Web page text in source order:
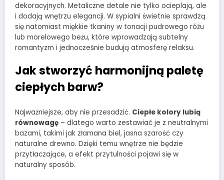
dekoracyjnych. Metaliczne detale nie tylko ocieplają, ale
i dodają wnętrzu elegancji. W sypialni świetnie sprawdzą
się natomiast miękkie tkaniny w tonacji pudrowego różu
lub morelowego beżu, które wprowadzają subtelny
romantyzm i jednocześnie budują atmosferę relaksu.
Jak stworzyć harmonijną paletę
ciepłych barw?
Najważniejsze, aby nie przesadzić. Ciepłe kolory lubią
równowagę – dlatego warto zestawiać je z neutralnymi
bazami, takimi jak złamana biel, jasna szarość czy
naturalne drewno. Dzięki temu wnętrze nie będzie
przytłaczające, a efekt przytulności pojawi się w
naturalny sposób.